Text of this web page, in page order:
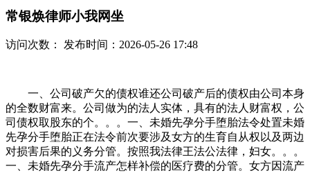
常银焕律师小我网坐
访问次数： 发布时间：2026-05-26 17:48
一、公司破产欠的债权谁还公司破产后的债权由公司本身
的全数财富来。公司做为的法人实体，具有的法人财富权，公
司债权取股东的个。。。一、未婚先孕分手堕胎法令处置未婚
先孕分手堕胎正在法令前次要涉及女方的生育自从权以及两边
对损害后果的义务分管。按照我法律王法公法律，妇女。。。
一、未婚先孕分手流产怎样补偿的医疗费的分管。女方因流产